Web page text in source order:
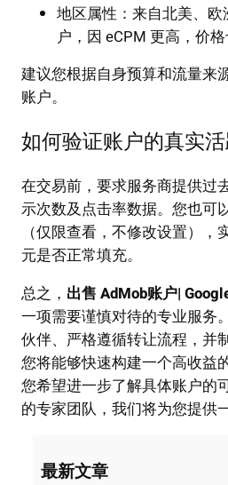
地区属性：来自北美、
户，因 eCPM 更高，价格
建议您根据自身预算和流量来
账户。
如何验证账户的真实活
在交易前，要求服务商提供过
示次数及点击率数据。您也可
（仅限查看，不修改设置）
元是否正常填充。
总之， 出售 AdMob账户|
一项需要谨慎对待的专业服务
伙伴、严格遵循转让流程，并
您将能够快速构建一个高收益
您希望进一步了解具体账户的
的专家团队，我们将为您提供
最新文章